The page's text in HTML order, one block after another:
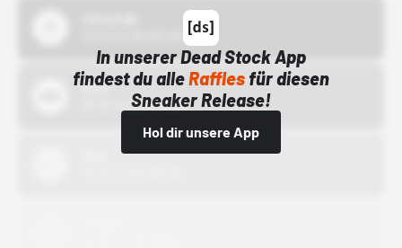
In unserer Dead Stock App
findest du alleRafflesfür diesen
Sneaker Release!
Hol dir unsere App
Bstn
01.10.22 00:00 Uhr